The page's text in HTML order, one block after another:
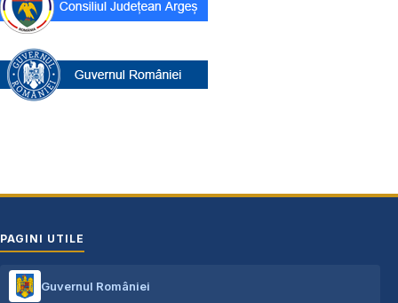
PAGINI UTILE
Guvernul României